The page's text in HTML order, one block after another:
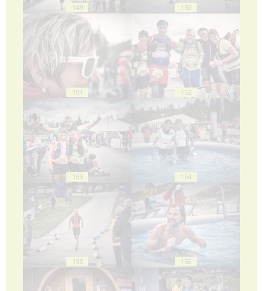
149 150
151 152
153 154
155 156